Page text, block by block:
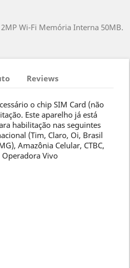
Wi-Fi Memória Interna 50MB.
Reviews
o chip SIM Card (não
Este aparelho já está
habilitação nas seguintes
(Tim, Claro, Oi, Brasil
Amazônia Celular, CTBC,
Operadora Vivo